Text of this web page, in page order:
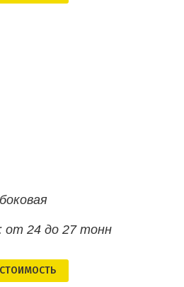
от 24 до 27 тонн